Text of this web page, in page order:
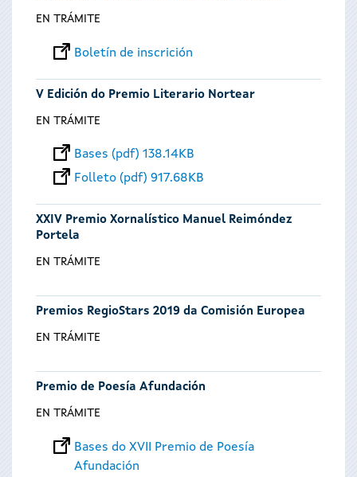
EN TRÁMITE
Boletín de inscrición
V Edición do Premio Literario Nortear
EN TRÁMITE
Bases (pdf) 138.14KB
Folleto (pdf) 917.68KB
XXIV Premio Xornalístico Manuel Reimóndez
Portela
EN TRÁMITE
Premios RegioStars 2019 da Comisión Europea
EN TRÁMITE
Premio de Poesía Afundación
EN TRÁMITE
Bases do XVII Premio de Poesía
Afundación